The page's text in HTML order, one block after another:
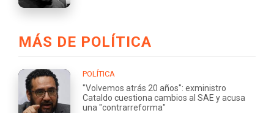
MÁS DE POLÍTICA
POLÍTICA
"Volvemos atrás 20 años": exministro
Cataldo cuestiona cambios al SAE y acusa
una "contrarreforma"